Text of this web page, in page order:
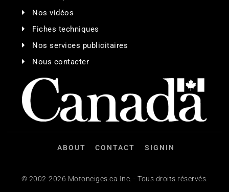
Nos vidéos
Fiches techniques
Nos services publicitaires
Nous contacter
ABOUT CONTACT SIGNIN
© 2002-2026 Motoneiges.ca Inc. - Tous droits réservés.